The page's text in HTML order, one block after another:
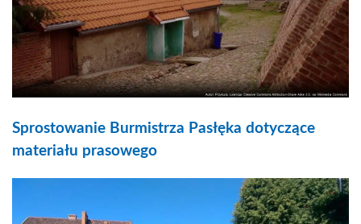
Sprostowanie Burmistrza Pasłęka dotyczące
materiału prasowego